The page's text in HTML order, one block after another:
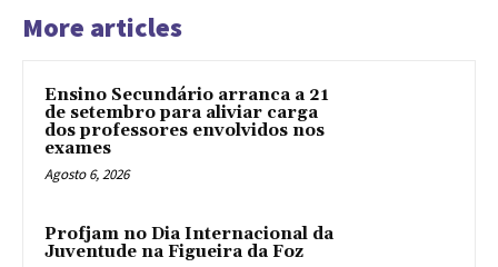
More articles
Ensino Secundário arranca a 21
de setembro para aliviar carga
dos professores envolvidos nos
exames
Agosto 6, 2026
Profjam no Dia Internacional da
Juventude na Figueira da Foz